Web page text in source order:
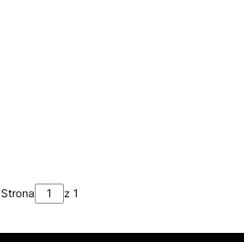
Strona z 1